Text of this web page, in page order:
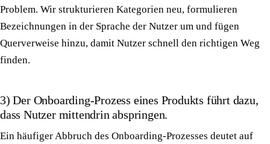
Problem. Wir strukturieren Kategorien neu, formulieren
Bezeichnungen in der Sprache der Nutzer um und fügen
Querverweise hinzu, damit Nutzer schnell den richtigen Weg
finden.
3) Der Onboarding-Prozess eines Produkts führt dazu,
dass Nutzer mittendrin abspringen.
Ein häufiger Abbruch des Onboarding-Prozesses deutet auf